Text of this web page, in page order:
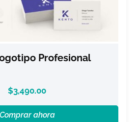
Profesional
$3,490.00
Comprar ahora